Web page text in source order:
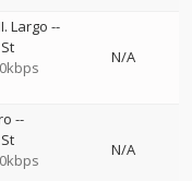
Largo --
N/A
--
N/A